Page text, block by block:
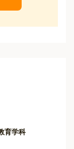
育学科